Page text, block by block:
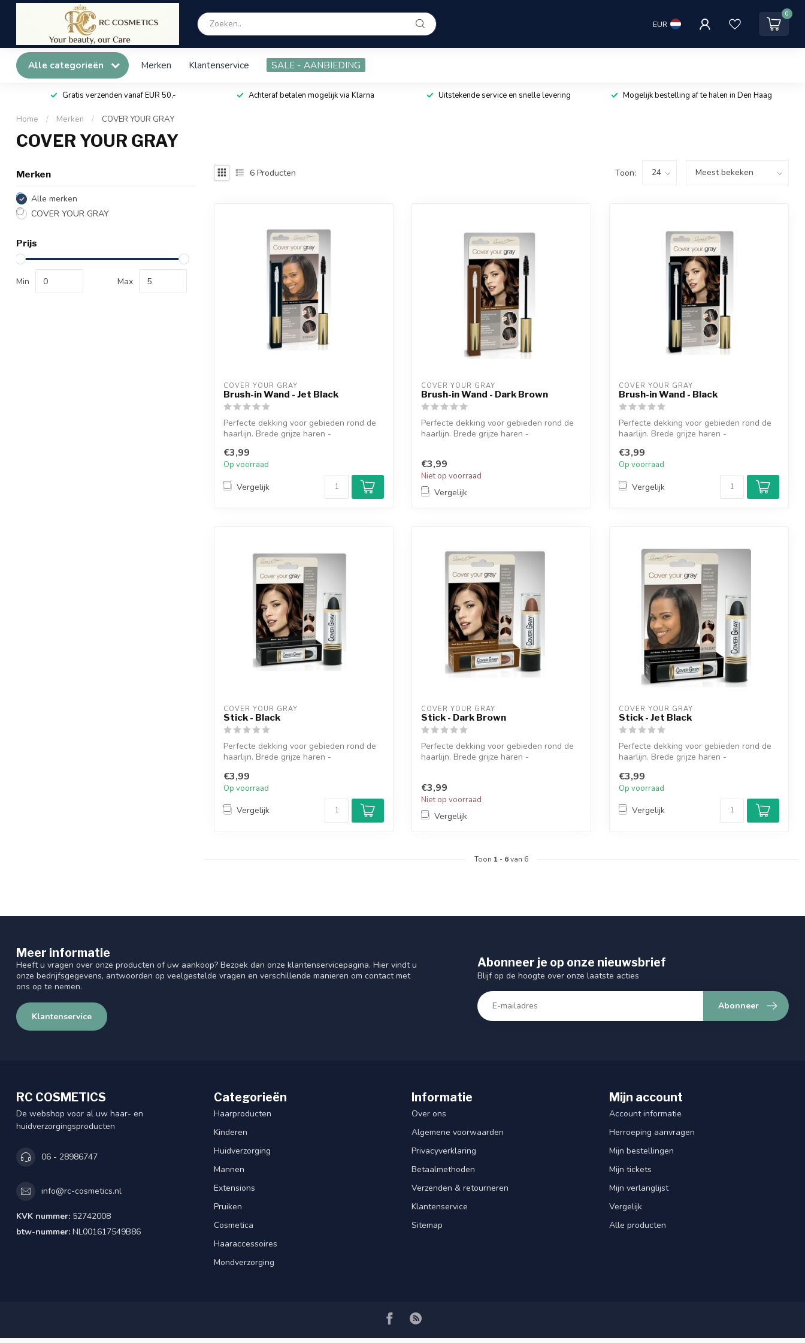
EUR
0
Alle categorieën Merken Klantenservice SALE - AANBIEDING
Gratis verzenden vanaf EUR 50,- Achteraf betalen mogelijk via Klarna Uitstekende service en snelle levering Mogelijk bestelling af te halen in Den Haag
Home / Merken / COVER YOUR GRAY
COVER YOUR GRAY
Merken
Alle merken
COVER YOUR GRAY
Prijs
Min Max
6 Producten Toon:
COVER YOUR GRAY
Brush-in Wand - Jet Black
Perfecte dekking voor gebieden rond de
haarlijn. Brede grijze haren -
€3,99
Op voorraad
Vergelijk
COVER YOUR GRAY
Brush-in Wand - Dark Brown
Perfecte dekking voor gebieden rond de
haarlijn. Brede grijze haren -
€3,99
Niet op voorraad
Vergelijk
COVER YOUR GRAY
Brush-in Wand - Black
Perfecte dekking voor gebieden rond de
haarlijn. Brede grijze haren -
€3,99
Op voorraad
Vergelijk
COVER YOUR GRAY
Stick - Black
Perfecte dekking voor gebieden rond de
haarlijn. Brede grijze haren -
€3,99
Op voorraad
Vergelijk
COVER YOUR GRAY
Stick - Dark Brown
Perfecte dekking voor gebieden rond de
haarlijn. Brede grijze haren -
€3,99
Niet op voorraad
Vergelijk
COVER YOUR GRAY
Stick - Jet Black
Perfecte dekking voor gebieden rond de
haarlijn. Brede grijze haren -
€3,99
Op voorraad
Vergelijk
Toon 1 - 6van 6
Meer informatie
Heeft u vragen over onze producten of uw aankoop? Bezoek dan onze klantenservicepagina. Hier vindt u
onze bedrijfsgegevens, antwoorden op veelgestelde vragen en verschillende manieren om contact met
ons op te nemen.
Klantenservice
Abonneer je op onze nieuwsbrief
Blijf op de hoogte over onze laatste acties
Abonneer
RC COSMETICS
De webshop voor al uw haar- en
huidverzorgingsproducten
06 - 28986747
info@rc-cosmetics.nl
KVK nummer: 52742008
btw-nummer: NL001617549B86
Categorieën
Haarproducten
Kinderen
Huidverzorging
Mannen
Extensions
Pruiken
Cosmetica
Haaraccessoires
Mondverzorging
Informatie
Over ons
Algemene voorwaarden
Privacyverklaring
Betaalmethoden
Verzenden & retourneren
Klantenservice
Sitemap
Mijn account
Account informatie
Herroeping aanvragen
Mijn bestellingen
Mijn tickets
Mijn verlanglijst
Vergelijk
Alle producten